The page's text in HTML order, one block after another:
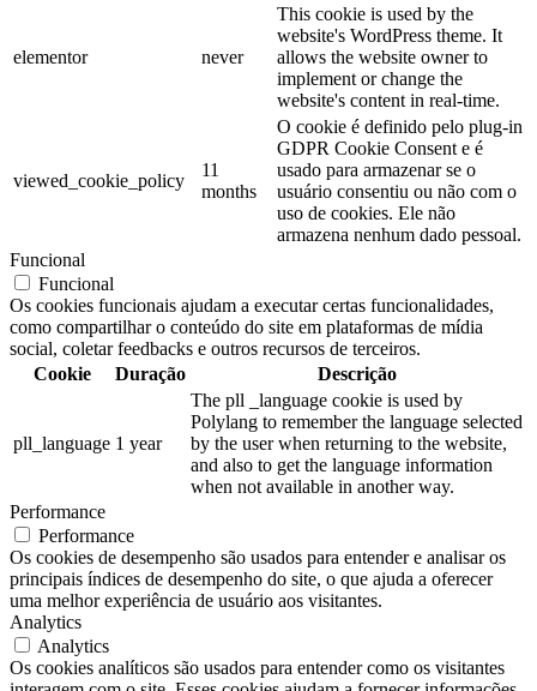
elementor never
This cookie is used by the
website's WordPress theme. It
allows the website owner to
implement or change the
website's content in real-time.
viewed_cookie_policy
11
months
O cookie é definido pelo plug-in
GDPR Cookie Consent e é
usado para armazenar se o
usuário consentiu ou não com o
uso de cookies. Ele não
armazena nenhum dado pessoal.
Funcional
Funcional
Os cookies funcionais ajudam a executar certas funcionalidades,
como compartilhar o conteúdo do site em plataformas de mídia
social, coletar feedbacks e outros recursos de terceiros.
Cookie
Duração Descrição
pll_language 1 year
The pll _language cookie is used by
Polylang to remember the language selected
by the user when returning to the website,
and also to get the language information
when not available in another way.
Performance
Performance
Os cookies de desempenho são usados para entender e analisar os
principais índices de desempenho do site, o que ajuda a oferecer
uma melhor experiência de usuário aos visitantes.
Analytics
Analytics
Os cookies analíticos são usados para entender como os visitantes